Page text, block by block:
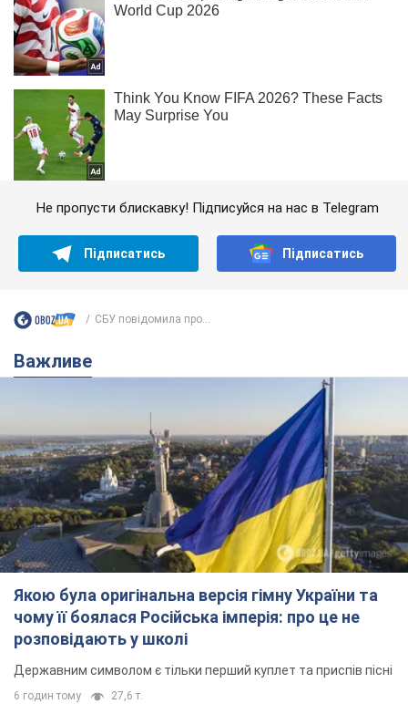
Не пропусти блискавку! Підписуйся на нас в Telegram
Підписатись Підписатись
СБУ повідомила про...
Важливе
Якою була оригінальна версія гімну України та
чому її боялася Російська імперія: про це не
розповідають у школі
Державним символом є тільки перший куплет та приспів пісні
6 годин тому 27,6 т.